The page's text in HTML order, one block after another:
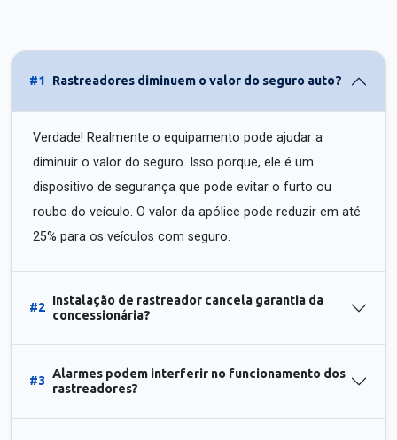
#1 Rastreadores diminuem o valor do seguro auto?
Verdade! Realmente o equipamento pode ajudar a
diminuir o valor do seguro. Isso porque, ele é um
dispositivo de segurança que pode evitar o furto ou
roubo do veículo. O valor da apólice pode reduzir em até
25% para os veículos com seguro.
#2
Instalação de rastreador cancela garantia da
concessionária?
#3
Alarmes podem interferir no funcionamento dos
rastreadores?